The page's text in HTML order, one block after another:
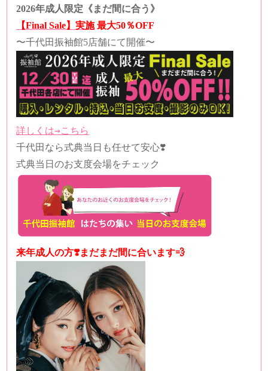
2026年成人限定《まだ間に合う》
【Final Sale】実施 最大50％OFF
〜千代田振袖館5店舗にて開催〜
詳しくは→こちら
千代田なら式典当日も任せて安心❣️
式典当日のお支度会場をチェック
来年成人の方❣️まだまだ間に合います💨